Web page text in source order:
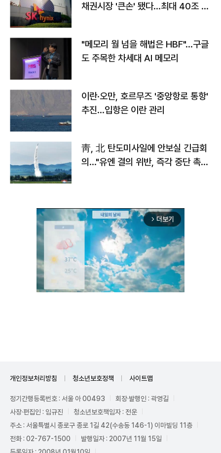
채권시장 '큰손' 됐다…최대 40조 투
"메모리 월 넘을 해법은 HBF"…구글
도 주목한 차세대 AI 메모리
이란·오만, 호르무즈 '중앙항로 통항'
추진…입항은 이란 관리
靑, 北 탄도미사일에 안보실 긴급회
의…"유엔 결의 위반, 즉각 중단 촉
arrow_forward_ios 더보기
개인정보처리방침 청소년보호정책 사이트맵
정기간행등록번호 : 서울 아 00493
회장·발행인 : 곽영길
사장·편집인 : 임규진
청소년보호책임자 : 전운
주소 : 서울특별시 종로구 종로 1길 42(수송동 146-1) 이마빌딩 11층
전화 : 02-767-1500
발행일자 : 2007년 11월 15일